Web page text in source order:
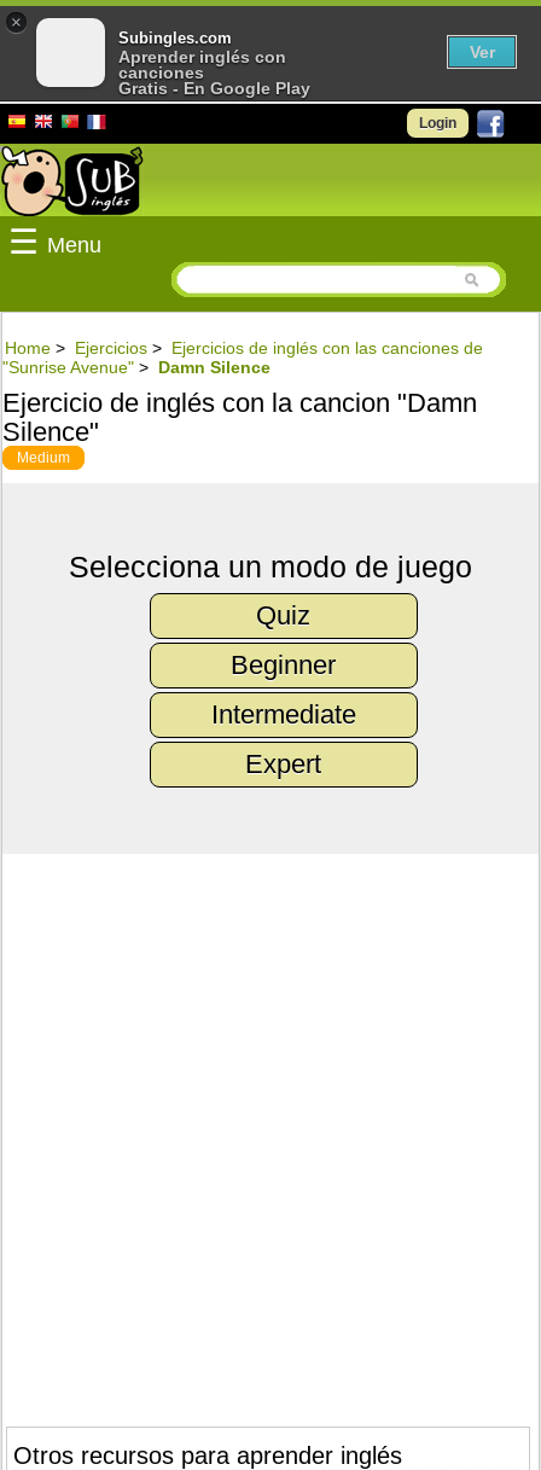
Login
☰ Menu
Home > Ejercicios > Ejercicios de inglés con las canciones de
"Sunrise Avenue" > Damn Silence
Ejercicio de inglés con la cancion "Damn
Silence"
Medium
Selecciona un modo de juego
Quiz
Beginner
Intermediate
Expert
Otros recursos para aprender inglés
×
Subingles.com
Aprender inglés con
canciones
Gratis - En Google Play
Ver